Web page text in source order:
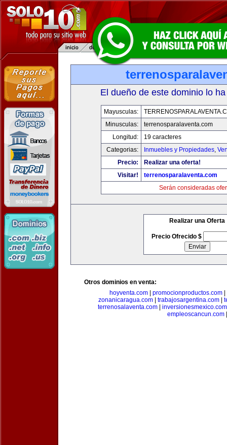
El dueño de este dominio lo
Mayusculas:
Minusculas:
terrenosparalaventa.com
Longitud:
19 caracteres
Categorias:
Inmuebles y Propiedades,
Precio:
Realizar una oferta!
Visitar!
terrenosparalaventa.com
Serán consideradas
Realizar una Oferta
Precio Ofrecido $
Otros dominios en venta:
hoyventa.com| promocionproductos.com|
zonanicaragua.com
trabajosargentina.com
terrenosalaventa.com| inversionesmexico.com
empleoscancun.com|